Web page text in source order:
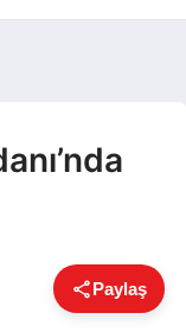
Paylaş